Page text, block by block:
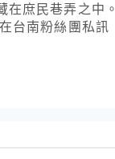
在庶民巷弄之中。
台南粉絲團私訊